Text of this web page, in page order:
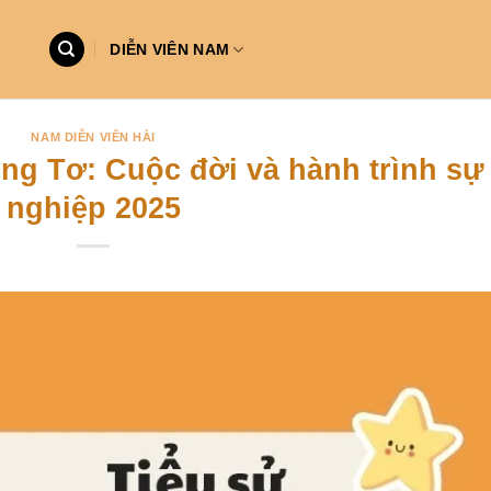
DIỄN VIÊN NAM
NAM DIỄN VIÊN HÀI
Tơ: Cuộc đời và hành trình sự
nghiệp 2025